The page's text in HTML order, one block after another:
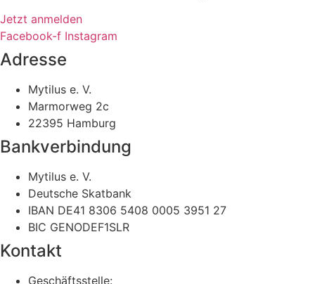
Jetzt anmelden
Facebook-f Instagram
Adresse
Mytilus e. V.
Marmorweg 2c
22395 Hamburg
Bankverbindung
Mytilus e. V.
Deutsche Skatbank
IBAN DE41 8306 5408 0005 3951 27
BIC GENODEF1SLR
Kontakt
Geschäftsstelle: